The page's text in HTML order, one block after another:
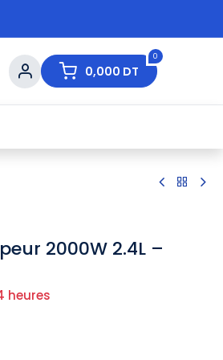
0
0,000 DT
2000W 2.4L –
heures